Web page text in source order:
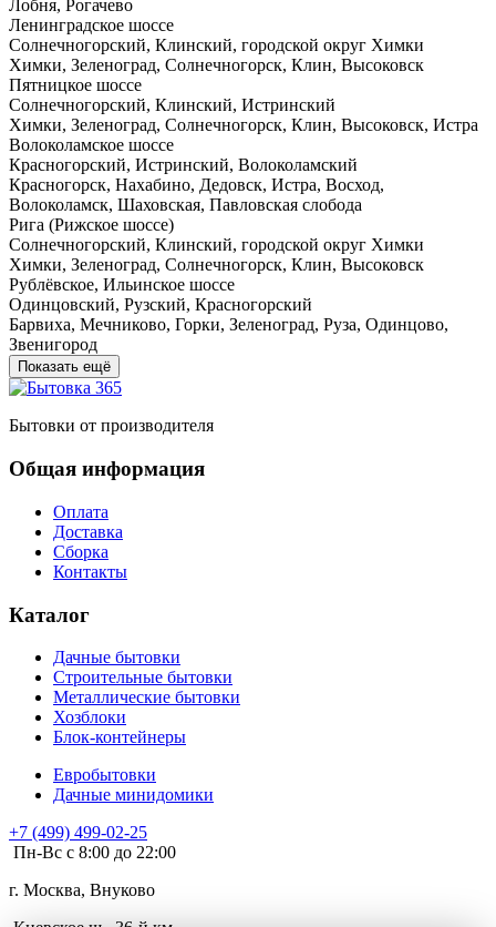
Лобня, Рогачево
Ленинградское шоссе
Солнечногорский, Клинский, городской округ Химки
Химки, Зеленоград, Солнечногорск, Клин, Высоковск
Пятницкое шоссе
Солнечногорский, Клинский, Истринский
Химки, Зеленоград, Солнечногорск, Клин, Высоковск, Истра
Волоколамское шоссе
Красногорский, Истринский, Волоколамский
Красногорск, Нахабино, Дедовск, Истра, Восход,
Волоколамск, Шаховская, Павловская слобода
Рига (Рижское шоссе)
Солнечногорский, Клинский, городской округ Химки
Химки, Зеленоград, Солнечногорск, Клин, Высоковск
Рублёвское, Ильинское шоссе
Одинцовский, Рузский, Красногорский
Барвиха, Мечниково, Горки, Зеленоград, Руза, Одинцово,
Звенигород
Показать ещё
Бытовки от производителя
Общая информация
Оплата
Доставка
Сборка
Контакты
Каталог
Дачные бытовки
Строительные бытовки
Металлические бытовки
Хозблоки
Блок-контейнеры
Евробытовки
Дачные минидомики
+7 (499) 499-02-25
Пн-Вс с 8:00 до 22:00
г. Москва, Внуково